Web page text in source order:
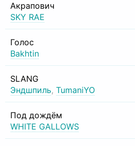
Акрапович
SKY RAE
Голос
Bakhtin
SLANG
Эндшпиль, TumaniYO
Под дождём
WHITE GALLOWS